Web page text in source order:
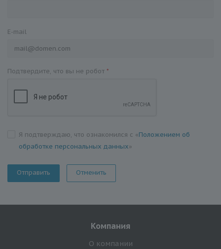
E-mail
Подтвердите, что вы не робот *
Я подтверждаю, что ознакомился с «Положением об
обработке персональных данных»
Отменить
Компания
О компании